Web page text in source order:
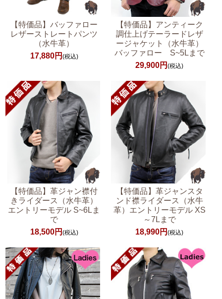
【特価品】バッファロー
レザーストレートパンツ
（水牛革）
17,880円 (税込)
【特価品】アンティーク
調仕上げテーラードレザ
ージャケット（水牛革）
バッファロー S~5Lまで
29,900円(税込)
【特価品】革ジャン襟付
きライダース（水牛革）
エントリーモデル S~6Lま
で
18,500円 (税込)
【特価品】革ジャンスタ
ンド襟ライダース（水牛
革）エントリーモデル XS
～7Lまで
18,990円(税込)